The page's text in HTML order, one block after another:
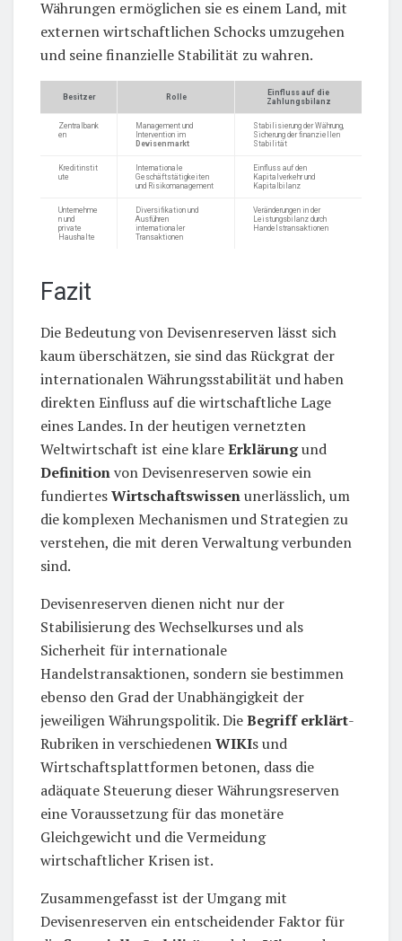
Währungen ermöglichen sie es einem Land, mit
externen wirtschaftlichen Schocks umzugehen
und seine finanzielle Stabilität zu wahren.
Besitzer Rolle
Einfluss auf die
Zahlungsbilanz
Zentralbank
en
Management und
Intervention im
Devisenmarkt
Stabilisierung der Währung,
Sicherung der finanziellen
Stabilität
Kreditinstit
ute
Internationale
Geschäftstätigkeiten
und Risikomanagement
Einfluss auf den
Kapitalverkehr und
Kapitalbilanz
Unternehme
n und
private
Haushalte
Diversifikation und
Ausführen
internationaler
Transaktionen
Veränderungen in der
Leistungsbilanz durch
Handelstransaktionen
Fazit
Die Bedeutung von Devisenreserven lässt sich
kaum überschätzen, sie sind das Rückgrat der
internationalen Währungsstabilität und haben
direkten Einfluss auf die wirtschaftliche Lage
eines Landes. In der heutigen vernetzten
Weltwirtschaft ist eine klareErklärungund
Definitionvon Devisenreserven sowie ein
fundiertesWirtschaftswissenunerlässlich, um
die komplexen Mechanismen und Strategien zu
verstehen, die mit deren Verwaltung verbunden
sind.
Devisenreserven dienen nicht nur der
Stabilisierung des Wechselkurses und als
Sicherheit für internationale
Handelstransaktionen, sondern sie bestimmen
ebenso den Grad der Unabhängigkeit der
jeweiligen Währungspolitik. DieBegriff erklärt-
Rubriken in verschiedenenWIKIs und
Wirtschaftsplattformen betonen, dass die
adäquate Steuerung dieser Währungsreserven
eine Voraussetzung für das monetäre
Gleichgewicht und die Vermeidung
wirtschaftlicher Krisen ist.
Zusammengefasst ist der Umgang mit
Devisenreserven ein entscheidender Faktor für